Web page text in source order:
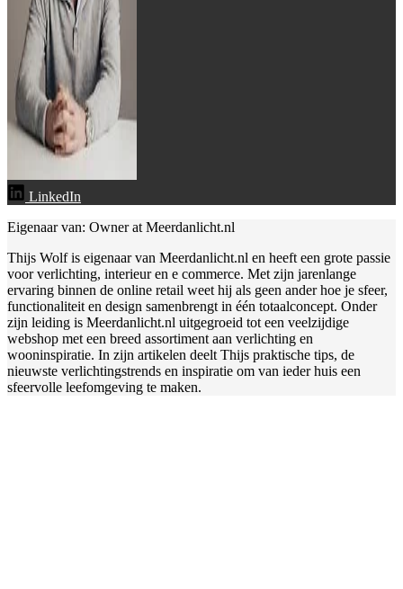
LinkedIn
Eigenaar van: Owner at Meerdanlicht.nl
Thijs Wolf is eigenaar van Meerdanlicht.nl en heeft een grote passie
voor verlichting, interieur en e commerce. Met zijn jarenlange
ervaring binnen de online retail weet hij als geen ander hoe je sfeer,
functionaliteit en design samenbrengt in één totaalconcept. Onder
zijn leiding is Meerdanlicht.nl uitgegroeid tot een veelzijdige
webshop met een breed assortiment aan verlichting en
wooninspiratie. In zijn artikelen deelt Thijs praktische tips, de
nieuwste verlichtingstrends en inspiratie om van ieder huis een
sfeervolle leefomgeving te maken.